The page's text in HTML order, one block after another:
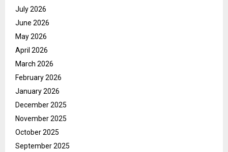
July 2026
June 2026
May 2026
April 2026
March 2026
February 2026
January 2026
December 2025
November 2025
October 2025
September 2025